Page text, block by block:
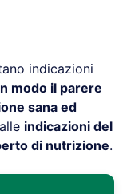
indicazioni
modo il parere
sana ed
indicazioni del
di nutrizione.